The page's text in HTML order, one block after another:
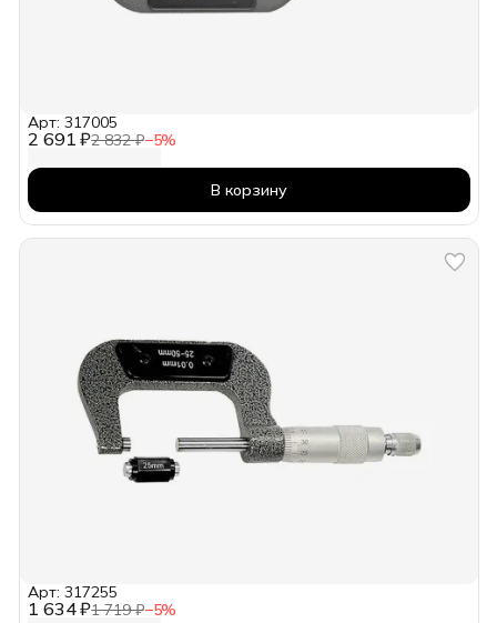
2 691 ₽2 832 ₽−5%
Арт: 317005
В корзину
1 634 ₽1 719 ₽−5%
Арт: 317255